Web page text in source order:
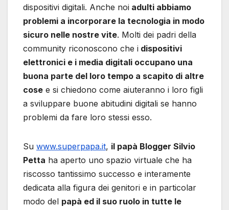
dispositivi digitali. Anche noi adulti abbiamo
problemi a incorporare la tecnologia in modo
sicuro nelle nostre vite. Molti dei padri della
community riconoscono che i dispositivi
elettronici e i media digitali occupano una
buona parte del loro tempo a scapito di altre
cose e si chiedono come aiuteranno i loro figli
a sviluppare buone abitudini digitali se hanno
problemi da fare loro stessi esso.
Su www.superpapa.it, il papà Blogger Silvio
Petta ha aperto uno spazio virtuale che ha
riscosso tantissimo successo e interamente
dedicata alla figura dei genitori e in particolar
modo del papà ed il suo ruolo in tutte le